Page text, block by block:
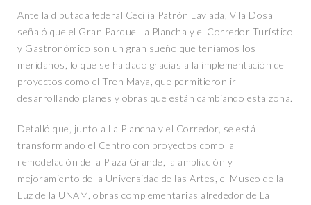
Ante la diputada federal Cecilia Patrón Laviada, Vila Dosal
señaló que el Gran Parque La Plancha y el Corredor Turístico
y Gastronómico son un gran sueño que teníamos los
meridanos, lo que se ha dado gracias a la implementación de
proyectos como el Tren Maya, que permitieron ir
desarrollando planes y obras que están cambiando esta zona.
Detalló que, junto a La Plancha y el Corredor, se está
transformando el Centro con proyectos como la
remodelación de la Plaza Grande, la ampliación y
mejoramiento de la Universidad de las Artes, el Museo de la
Luz de la UNAM, obras complementarias alrededor de La